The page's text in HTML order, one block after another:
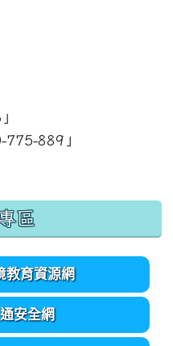
uploads/
775-889」
區
教育資源網
安全網